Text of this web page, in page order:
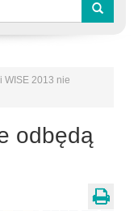
WISE 2013 nie
odbędą